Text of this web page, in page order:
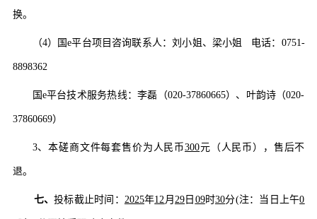
换。
（4）国e平台项目咨询联系人：刘小姐、 梁小姐 电话： 0751-
8898362
国e平台技术服务热线：李磊（020-37860665）、叶韵诗（020-
37860669）
3、本磋商文件每套售价为人民币300元（人民币），售后不
退。
七、投标截止时间： 2025年12 月 29 日 09时30分(注：当日上午0